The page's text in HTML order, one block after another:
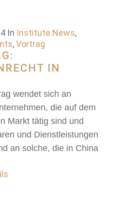
In Institute News,
,Vortrag
IN
wendet sich an
die auf dem
Markt tätig sind und
und Dienstleistungen
an solche, die in China